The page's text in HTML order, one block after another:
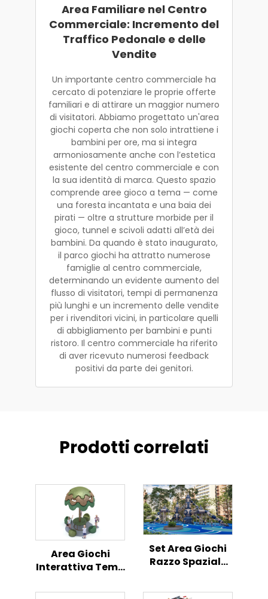
Area Familiare nel Centro
Commerciale: Incremento del
Traffico Pedonale e delle
Vendite
Un importante centro commerciale ha
cercato di potenziare le proprie offerte
familiari e di attirare un maggior numero
di visitatori. Abbiamo progettato un'area
giochi coperta che non solo intrattiene i
bambini per ore, ma si integra
armoniosamente anche con l’estetica
esistente del centro commerciale e con
la sua identità di marca. Questo spazio
comprende aree gioco a tema — come
una foresta incantata e una baia dei
pirati — oltre a strutture morbide per il
gioco, tunnel e scivoli adatti all’età dei
bambini. Da quando è stato inaugurato,
il parco giochi ha attratto numerose
famiglie al centro commerciale,
determinando un evidente aumento del
flusso di visitatori, tempi di permanenza
più lunghi e un incremento delle vendite
per i rivenditori vicini, in particolare quelli
di abbigliamento per bambini e punti
ristoro. Il centro commerciale ha riferito
di aver ricevuto numerosi feedback
positivi da parte dei genitori.
Prodotti correlati
Area Giochi
Interattiva Tema
Attività per
Set Area Giochi
Razzo Spaziale